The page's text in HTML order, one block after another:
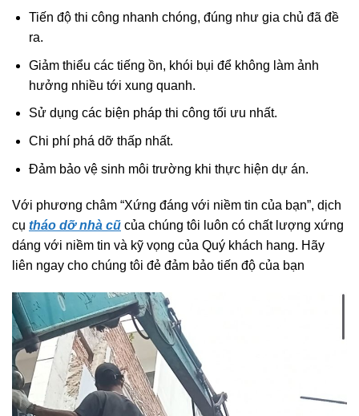
Tiến độ thi công nhanh chóng, đúng như gia chủ đã đề
ra.
Giảm thiểu các tiếng ồn, khói bụi để không làm ảnh
hưởng nhiều tới xung quanh.
Sử dụng các biện pháp thi công tối ưu nhất.
Chi phí phá dỡ thấp nhất.
Đảm bảo vệ sinh môi trường khi thực hiện dự án.
Với phương châm “Xứng đáng với niềm tin của bạn”, dịch
cụ tháo dỡ nhà cũ của chúng tôi luôn có chất lượng xứng
dáng với niềm tin và kỹ vọng của Quý khách hang. Hãy
liên ngay cho chúng tôi đẻ đảm bảo tiến độ của bạn